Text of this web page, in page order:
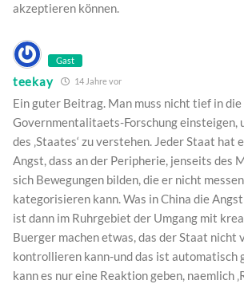
akzeptieren können.
Gast
teekay 14 Jahre vor
Ein guter Beitrag. Man muss nicht tief in die
Governmentalitaets-Forschung einsteigen,
des ‚Staates‘ zu verstehen. Jeder Staat hat
Angst, dass an der Peripherie, jenseits des
sich Bewegungen bilden, die er nicht
kategorisieren kann. Was in China die
ist dann im Ruhrgebiet der Umgang mit
Buerger machen etwas, das der Staat nicht
kontrollieren kann-und das ist automatisch
kann es nur eine Reaktion geben, naemlich